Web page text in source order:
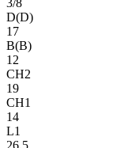
D(D)
17
B(B)
12
CH2
19
CH1
14
L1
26.5